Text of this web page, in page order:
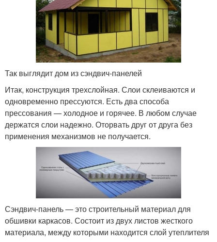
Так выглядит дом из сэндвич-панелей
Итак, конструкция трехслойная. Слои склеиваются и
одновременно прессуются. Есть два способа
прессования — холодное и горячее. В любом случае
держатся слои надежно. Оторвать друг от друга без
применения механизмов не получается.
Сэндвич-панель — это строительный материал для
обшивки каркасов. Состоит из двух листов жесткого
материала, между которыми находится слой утеплителя